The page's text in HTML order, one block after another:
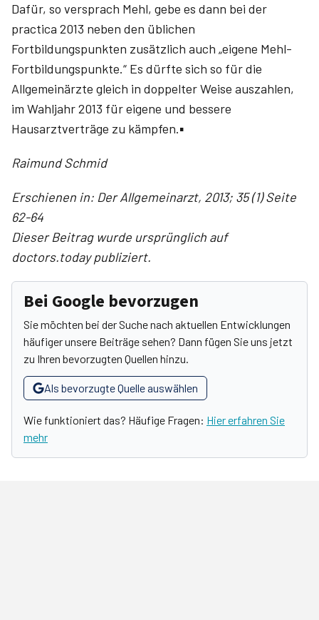
Dafür, so versprach Mehl, gebe es dann bei der
practica 2013 neben den üblichen
Fortbildungspunkten zusätzlich auch „eigene Mehl-
Fortbildungspunkte.“ Es dürfte sich so für die
Allgemeinärzte gleich in doppelter Weise auszahlen,
im Wahljahr 2013 für eigene und bessere
Hausarztverträge zu kämpfen.▪
Raimund Schmid
Erschienen in: Der Allgemeinarzt, 2013; 35 (1) Seite
62-64
Dieser Beitrag wurde ursprünglich auf
doctors.today publiziert.
Bei Google bevorzugen
Sie möchten bei der Suche nach aktuellen Entwicklungen
häufiger unsere Beiträge sehen? Dann fügen Sie uns jetzt
zu Ihren bevorzugten Quellen hinzu.
Als bevorzugte Quelle auswählen
Wie funktioniert das? Häufige Fragen: Hier erfahren Sie
mehr